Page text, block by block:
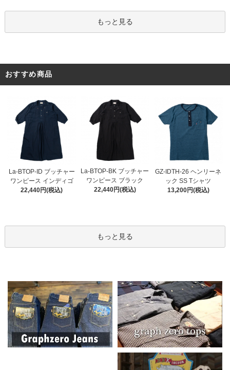
もっと見る
おすすめ商品
La-BTOP-ID ブッチャー
ワンピース インディゴ
22,440円(税込)
La-BTOP-BK ブッチャー
ワンピース ブラック
22,440円(税込)
GZ-IDTH-26 ヘンリーネ
ック SS Tシャツ
13,200円(税込)
もっと見る